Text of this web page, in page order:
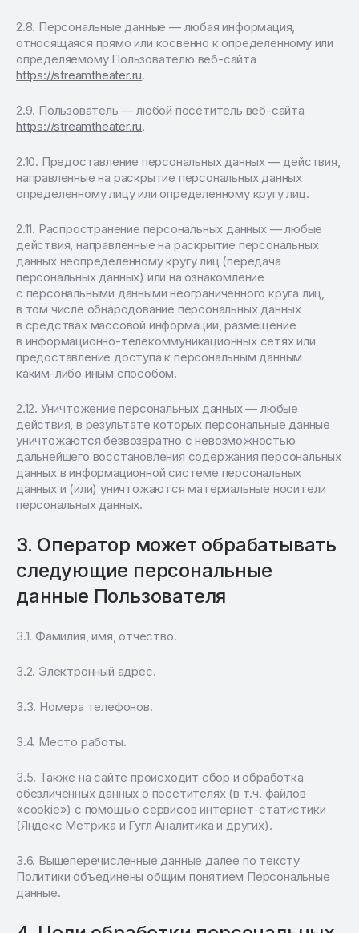
Персональные данные — любая информация,
относящаяся прямо или косвенно к определенному или
определяемому Пользователю веб-сайта
https://streamtheater.ru.
Пользователь — любой посетитель веб-сайта
https://streamtheater.ru.
Предоставление персональных данных — действия,
направленные на раскрытие персональных данных
определенному лицу или определенному кругу лиц.
Распространение персональных данных — любые
действия, направленные на раскрытие персональных
данных неопределенному кругу лиц (передача
персональных данных) или на ознакомление
с персональными данными неограниченного круга лиц,
в том числе обнародование персональных данных
в средствах массовой информации, размещение
в информационно-телекоммуникационных сетях или
предоставление доступа к персональным данным
каким-либо иным способом.
Уничтожение персональных данных — любые
действия, в результате которых персональные данные
уничтожаются безвозвратно с невозможностью
дальнейшего восстановления содержания персональных
данных в информационной системе персональных
данных и (или) уничтожаются материальные носители
персональных данных.
Оператор может обрабатывать
следующие персональные
данные Пользователя
Фамилия, имя, отчество.
Электронный адрес.
Номера телефонов.
Место работы.
Также на сайте происходит сбор и обработка
обезличенных данных о посетителях (в т.ч. файлов
«cookie») с помощью сервисов интернет-статистики
(Яндекс Метрика и Гугл Аналитика и других).
Вышеперечисленные данные далее по тексту
Политики объединены общим понятием Персональные
данные.